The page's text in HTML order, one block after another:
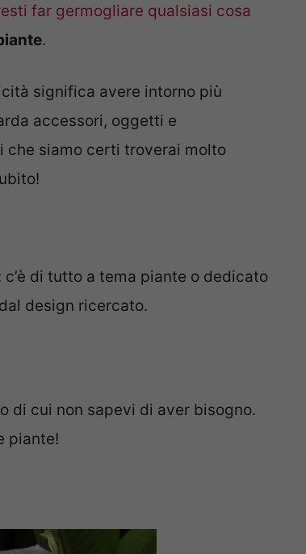
far germogliare qualsiasi cosa
.
significa avere intorno più
accessori, oggetti e
che siamo certi troverai molto
di tutto a tema piante o dedicato
design ricercato.
di cui non sapevi di aver bisogno.
piante!